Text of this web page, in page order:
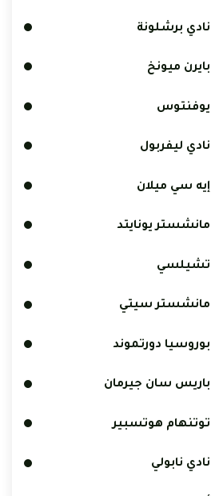
نادي برشلونة
بايرن ميونخ
يوفنتوس
نادي ليفربول
إيه سي ميلان
مانشستر يونايتد
تشيلسي
مانشستر سيتي
بوروسيا دورتموند
باريس سان جيرمان
توتنهام هوتسبير
نادي نابولي